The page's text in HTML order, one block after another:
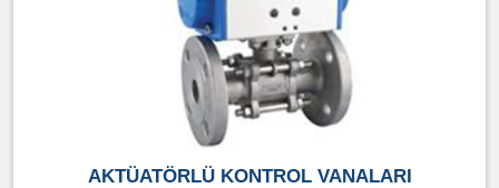
AKTÜATÖRLÜ KONTROL VANALARI